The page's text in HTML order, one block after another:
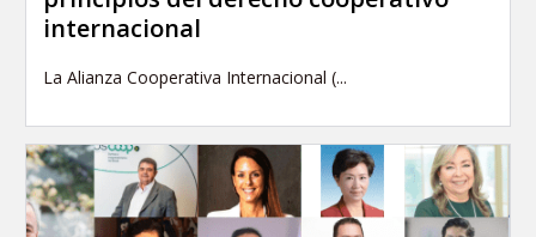
internacional
La Alianza Cooperativa Internacional (...